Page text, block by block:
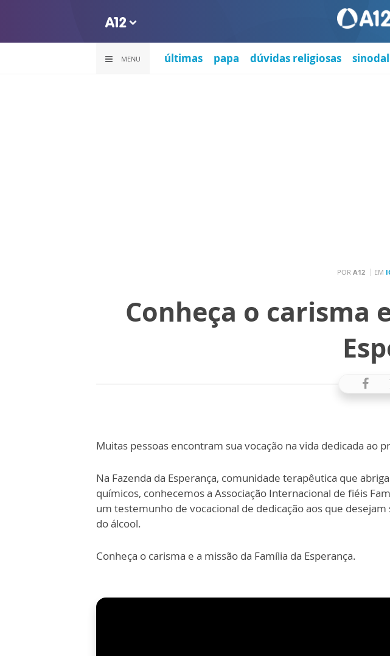
MENU últimas papa dúvidas religiosas
POR A12 EM
Conheça o carisma
Muitas pessoas encontram sua vocação na vida dedicada ao
Na Fazenda da Esperança, comunidade terapêutica que
químicos, conhecemos a Associação Internacional de fiéis
um testemunho de vocacional de dedicação aos que
do álcool.
Conheça o carisma e a missão da Família da Esperança.